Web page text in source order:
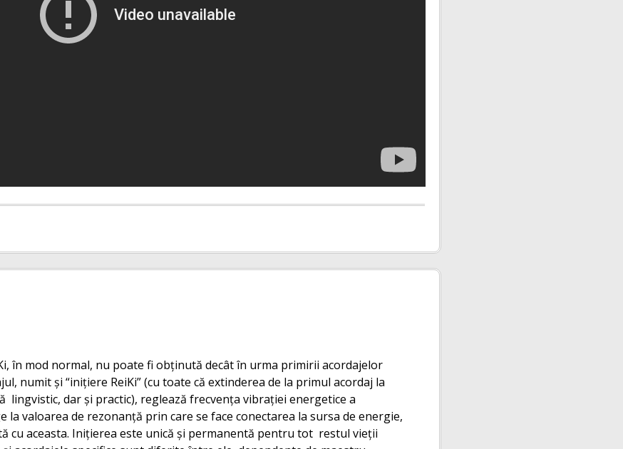
în mod normal, nu poate fi obţinută decât în urma primirii acordajelor
numit şi “iniţiere ReiKi” (cu toate că extinderea de la primul acordaj la
dar şi practic), reglează frecvenţa vibraţiei energetice a
valoarea de rezonanţă prin care se face conectarea la sursa de energie,
cu aceasta. Iniţierea este unică şi permanentă pentru tot restul vieţii